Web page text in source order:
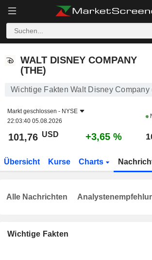
WALT DISNEY COMPANY
(THE)
Wichtige Fakten Walt Disney Company
Markt geschlossen - NYSE
22:03:40 05.08.2026
101,76 USD +3,65 %
Übersicht Kurse Charts
Wichtige Fakten
Alle Nachrichten